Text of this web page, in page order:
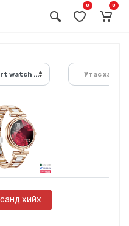
0 0
Smart watch AK62 Утас хайх...
хийх